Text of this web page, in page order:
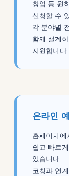
창업 등 원
신청할 수
각 분야별
함께 설계
지원합니다.
온라인
홈페이지에
쉽고 빠르
있습니다.
코칭과 연